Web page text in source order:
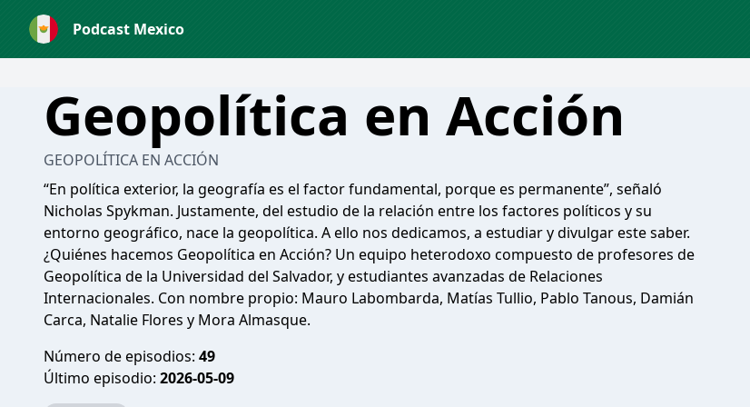
Podcast Mexico
Geopolítica en Acción
GEOPOLÍTICA EN ACCIÓN
“En política exterior, la geografía es el factor fundamental, porque es permanente”, señaló
Nicholas Spykman. Justamente, del estudio de la relación entre los factores políticos y su
entorno geográfico, nace la geopolítica. A ello nos dedicamos, a estudiar y divulgar este saber.
¿Quiénes hacemos Geopolítica en Acción? Un equipo heterodoxo compuesto de profesores de
Geopolítica de la Universidad del Salvador, y estudiantes avanzadas de Relaciones
Internacionales. Con nombre propio: Mauro Labombarda, Matías Tullio, Pablo Tanous, Damián
Carca, Natalie Flores y Mora Almasque.
Número de episodios: 49
Último episodio: 2026-05-09